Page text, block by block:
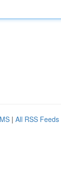
| All RSS Feeds